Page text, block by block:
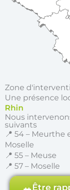
Zone
Une présence
Rhin
Nous
suivants
📍 54 – Meurthe
Moselle
📍 55 – Meuse
📍 57 – Moselle
Être